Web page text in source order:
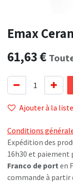
Emax
61,63€
Ajouter à la
Conditions
Expédition des
16h30 et paiement
Franco de port en
commande à partir